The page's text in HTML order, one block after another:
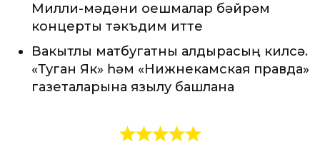
Милли-мәдәни оешмалар бәйрәм
концерты тәкъдим итте
Вакытлы матбугатны алдырасың килсә.
«Туган Як» һәм «Нижнекамская правда»
газеталарына язылу башлана